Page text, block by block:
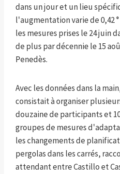
dans un jour et un lieu
l'augmentation varie de 0,42
les mesures prises le 24 juin
de plus par décennie le 15
Penedès.
Avec les données dans la
consistait à organiser
douzaine de participants et
groupes de mesures
les changements de
pergolas dans les carrés,
attendant entre Castillo et